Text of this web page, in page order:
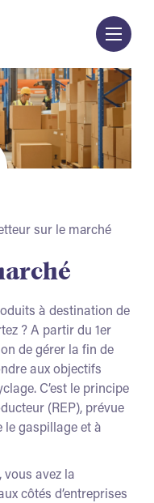
sur le marché
à destination de
? A partir du 1er
de gérer la fin de
aux objectifs
C’est le principe
(REP), prévue
gaspillage et à
avez la
côtés d’entreprises